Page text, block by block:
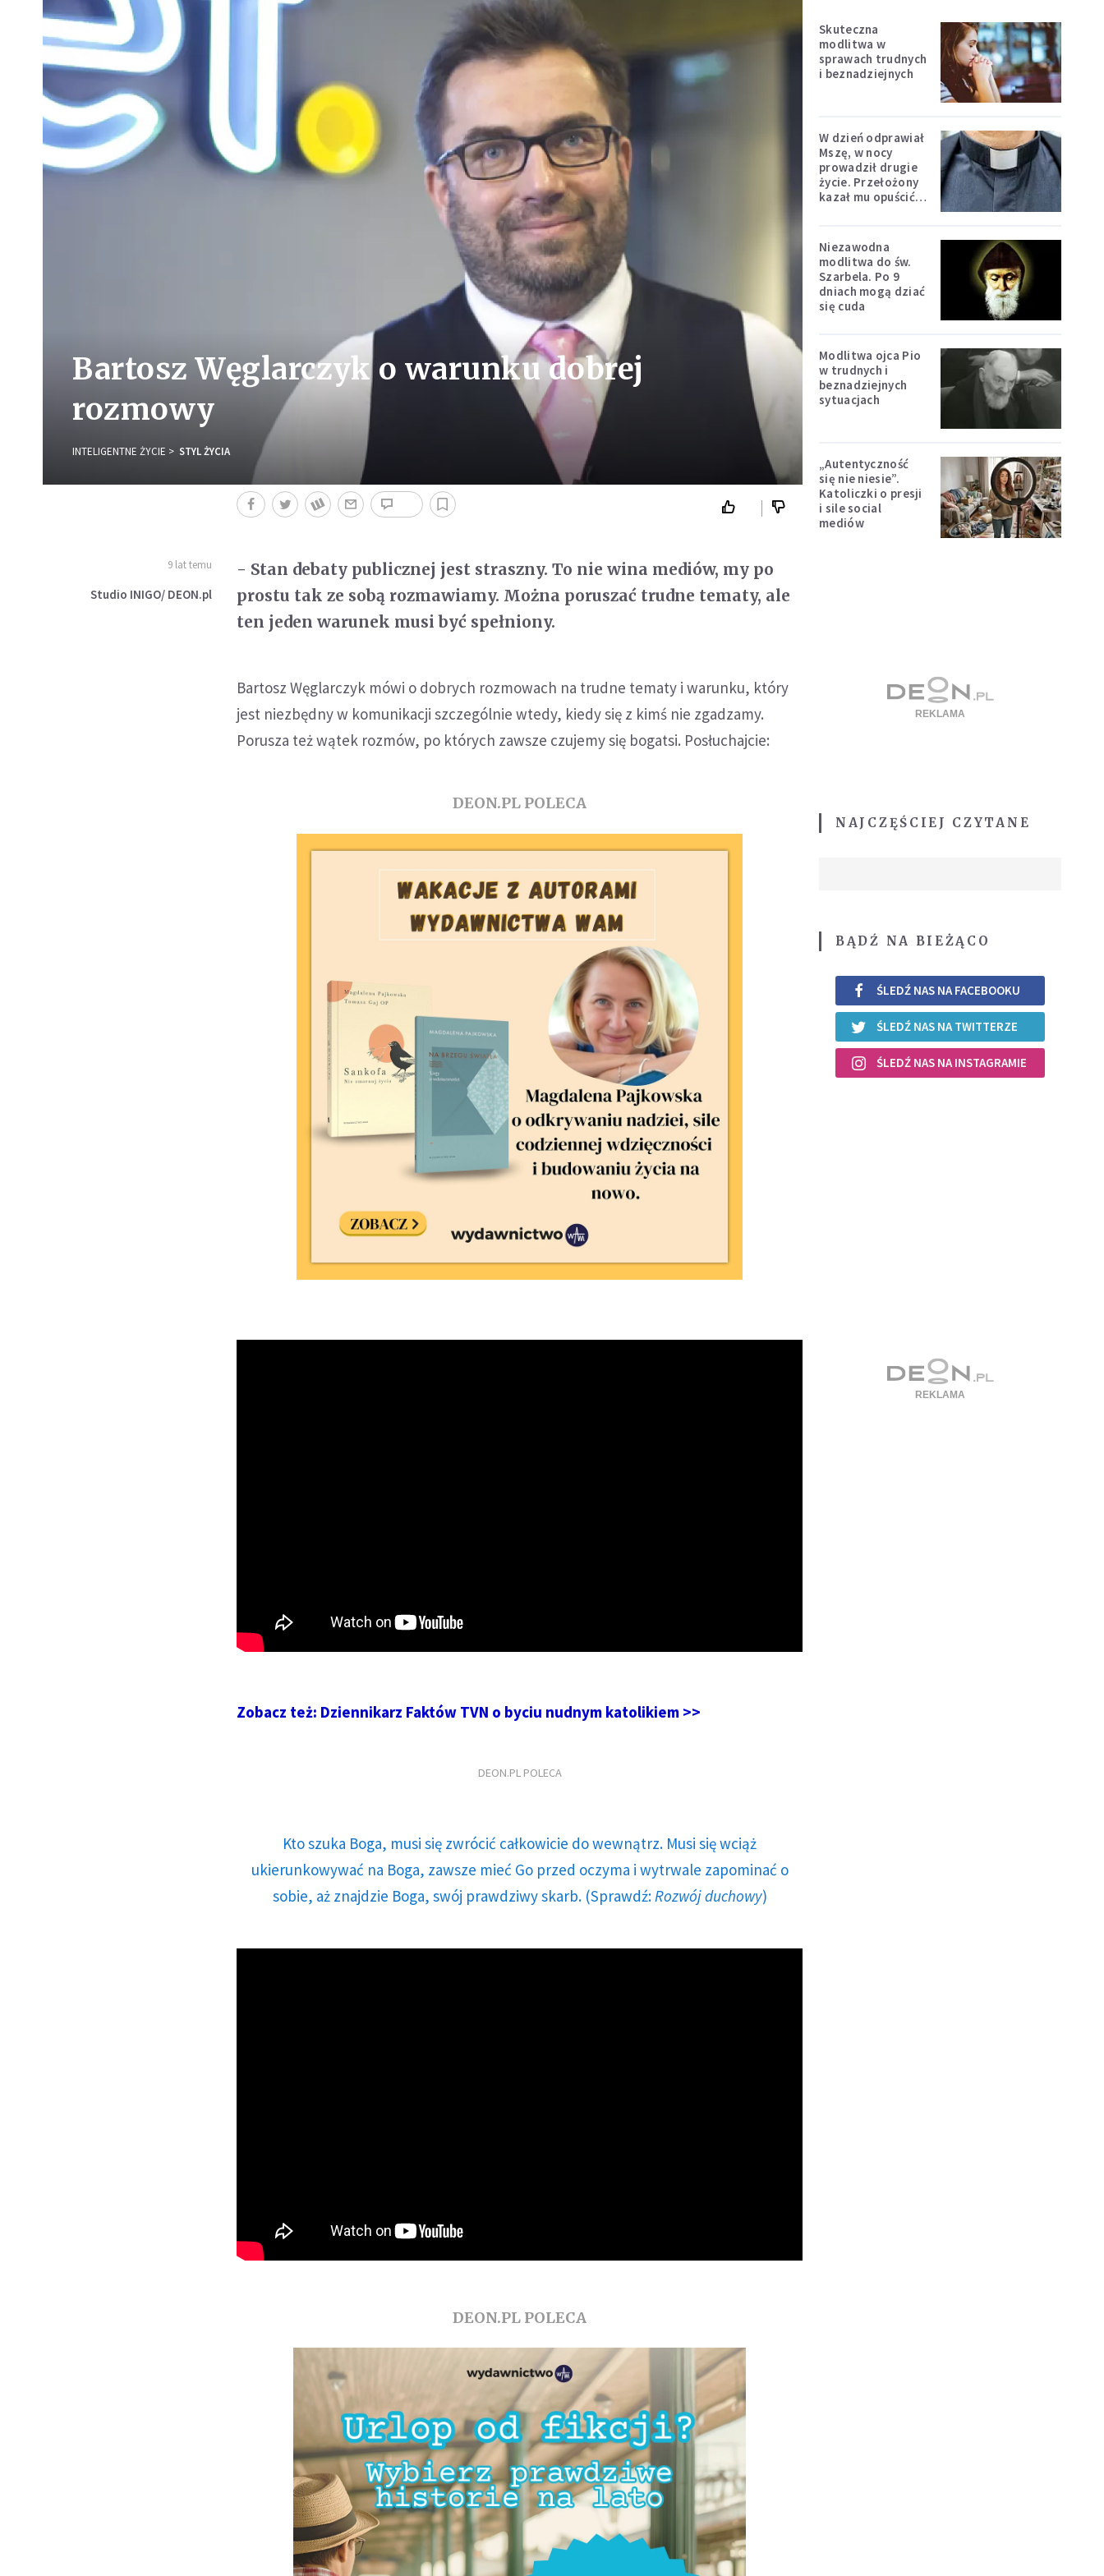
Bartosz Węglarczyk o warunku dobrej
rozmowy
INTELIGENTNE ŻYCIE STYL ŻYCIA
9 lat temu
Studio INIGO/ DEON.pl
- Stan debaty publicznej jest straszny. To nie wina mediów, my po
prostu tak ze sobą rozmawiamy. Można poruszać trudne tematy, ale
ten jeden warunek musi być spełniony.
Bartosz Węglarczyk mówi o dobrych rozmowach na trudne tematy i warunku, który
jest niezbędny w komunikacji szczególnie wtedy, kiedy się z kimś nie zgadzamy.
Porusza też wątek rozmów, po których zawsze czujemy się bogatsi. Posłuchajcie:
DEON.PL POLECA
Zobacz też: Dziennikarz Faktów TVN o byciu nudnym katolikiem >>
DEON.PL POLECA
Kto szuka Boga, musi się zwrócić całkowicie do wewnątrz. Musi się wciąż
ukierunkowywać na Boga, zawsze mieć Go przed oczyma i wytrwale zapominać o
sobie, aż znajdzie Boga, swój prawdziwy skarb. (Sprawdź: Rozwój duchowy)
DEON.PL POLECA
Skuteczna
modlitwa w
sprawach trudnych
i beznadziejnych
W dzień odprawiał
Mszę, w nocy
prowadził drugie
życie. Przełożony
kazał mu opuścić
Niezawodna
modlitwa do św.
Szarbela. Po 9
dniach mogą dziać
się cuda
Modlitwa ojca Pio
w trudnych i
beznadziejnych
sytuacjach
„Autentyczność
się nie niesie”.
Katoliczki o presji
i sile social
mediów
NAJCZĘŚCIEJ CZYTANE
BĄDŹ NA BIEŻĄCO
ŚLEDŹ NAS NA FACEBOOKU
ŚLEDŹ NAS NA TWITTERZE
ŚLEDŹ NAS NA INSTAGRAMIE